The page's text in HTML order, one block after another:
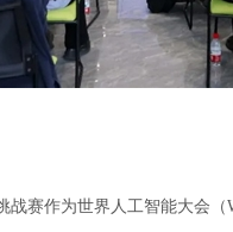
战赛作为世界人工智能大会